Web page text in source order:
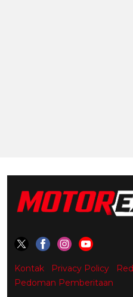
Kontak Privacy Policy
Pedoman Pemberitaan